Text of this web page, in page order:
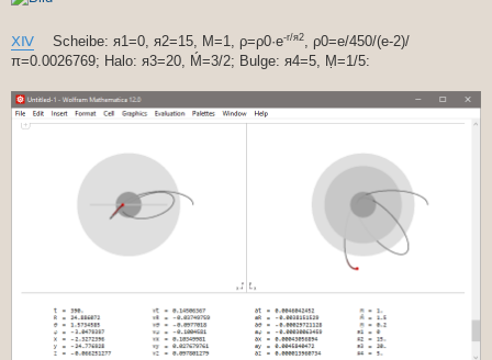
ⅩⅣ Scheibe: я1=0, я2=15, M=1, ρ=ρ0·e-r/я2, ρ0=e/450/(e-2)/
π=0.0026769; Halo: я3=20, Ḿ=3/2; Bulge: я4=5, Ṃ=1/5: